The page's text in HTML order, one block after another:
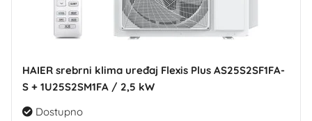
HAIER srebrni klima uređaj Flexis Plus AS25S2SF1FA-
S + 1U25S2SM1FA / 2,5 kW
Dostupno